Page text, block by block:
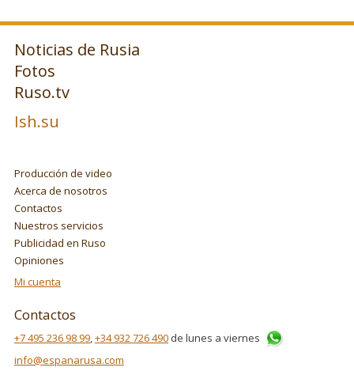
Noticias de Rusia
Fotos
Ruso.tv
Ish.su
Producción de video
Acerca de nosotros
Contactos
Nuestros servicios
Publicidad en Ruso
Opiniones
Mi cuenta
Contactos
+7 495 236 98 99,+34 932 726 490 de lunes a viernes
info@espanarusa.com